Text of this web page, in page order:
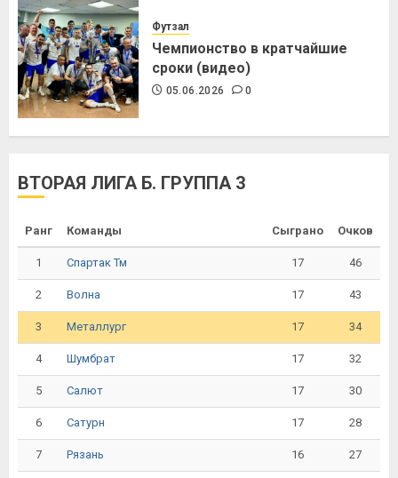
Футзал
Чемпионство в кратчайшие
сроки (видео)
05.06.2026 0
ВТОРАЯ ЛИГА Б. ГРУППА 3
Ранг Команды Сыграно Очков
1 Спартак Тм 17 46
2 Волна 17 43
3 Металлург 17 34
4 Шумбрат 17 32
5 Салют 17 30
6 Сатурн 17 28
7 Рязань 16 27